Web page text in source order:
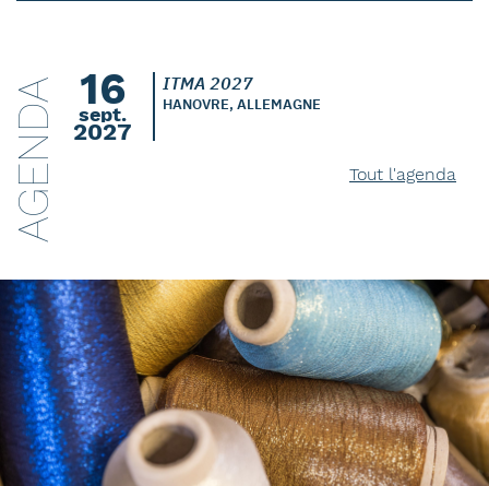
AGENDA 16
sept.
2027
ITMA 2027
HANOVRE, ALLEMAGNE
Tout l'agenda